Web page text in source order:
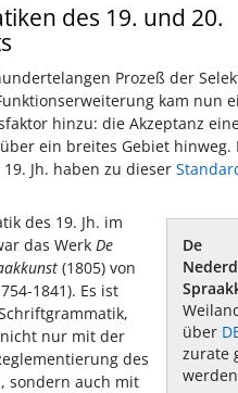
des 19. und 20.
Prozeß der
kam nun
hinzu: die Akzeptanz
ein breites Gebiet hinweg.
Jh. haben zu dieser
De
über
zurate
des 19. Jh. im
das Werk De
(1805) von
1841). Es ist
nur mit der
des
sondern auch mit